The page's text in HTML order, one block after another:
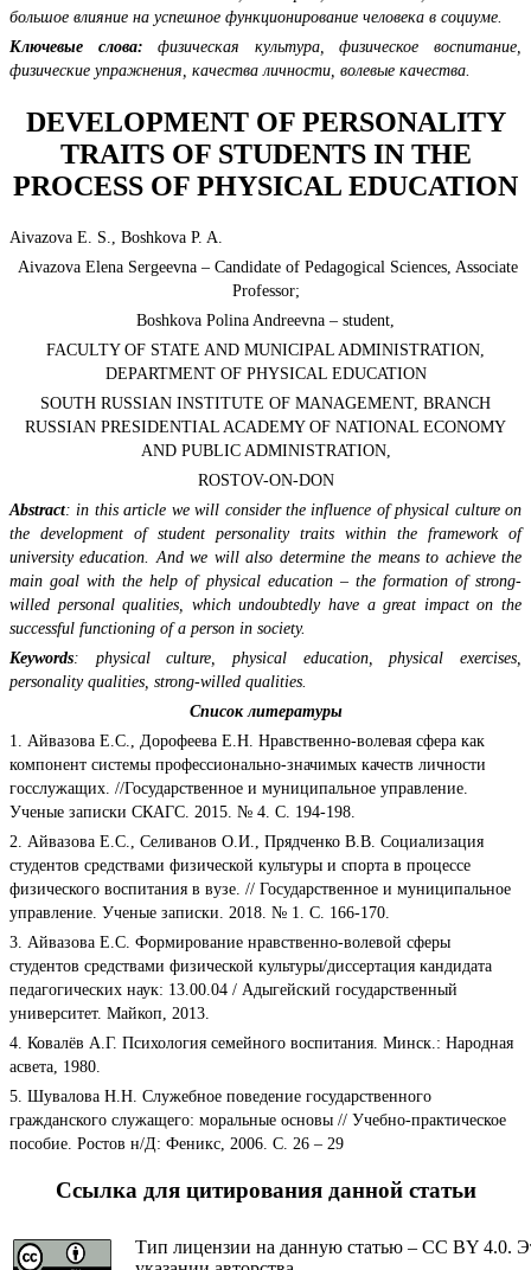
большое влияние на успешное функционирование человека в социуме.
Ключевые слова: физическая культура, физическое воспитание,
физические упражнения, качества личности, волевые качества.
DEVELOPMENT OF PERSONALITY
TRAITS OF STUDENTS IN THE
PROCESS OF PHYSICAL EDUCATION
Aivazova E. S., Boshkova P. A.
Aivazova Elena Sergeevna – Candidate of Pedagogical Sciences, Associate
Professor;
Boshkova Polina Andreevna – student,
FACULTY OF STATE AND MUNICIPAL ADMINISTRATION,
DEPARTMENT OF PHYSICAL EDUCATION
SOUTH RUSSIAN INSTITUTE OF MANAGEMENT, BRANCH
RUSSIAN PRESIDENTIAL ACADEMY OF NATIONAL ECONOMY
AND PUBLIC ADMINISTRATION,
ROSTOV-ON-DON
Abstract: in this article we will consider the influence of physical culture on
the development of student personality traits within the framework of
university education. And we will also determine the means to achieve the
main goal with the help of physical education – the formation of strong-
willed personal qualities, which undoubtedly have a great impact on the
successful functioning of a person in society.
Keywords: physical culture, physical education, physical exercises,
personality qualities, strong-willed qualities.
Список литературы
1. Айвазова Е.С., Дорофеева Е.Н. Нравственно-волевая сфера как
компонент системы профессионально-значимых качеств личности
госслужащих. //Государственное и муниципальное управление.
Ученые записки СКАГС. 2015. № 4. С. 194-198.
2. Айвазова Е.С., Селиванов О.И., Прядченко В.В. Социализация
студентов средствами физической культуры и спорта в процессе
физического воспитания в вузе. // Государственное и муниципальное
управление. Ученые записки. 2018. № 1. С. 166-170.
3. Айвазова Е.С. Формирование нравственно-волевой сферы
студентов средствами физической культуры/диссертация кандидата
педагогических наук: 13.00.04 / Адыгейский государственный
университет. Майкоп, 2013.
4. Ковалёв А.Г. Психология семейного воспитания. Минск.: Народная
асвета, 1980.
5. Шувалова Н.Н. Служебное поведение государственного
гражданского служащего: моральные основы // Учебно-практическое
пособие. Ростов н/Д: Феникс, 2006. С. 26 – 29
Ссылка для цитирования данной статьи
Тип лицензии на данную статью – CC BY 4.0.